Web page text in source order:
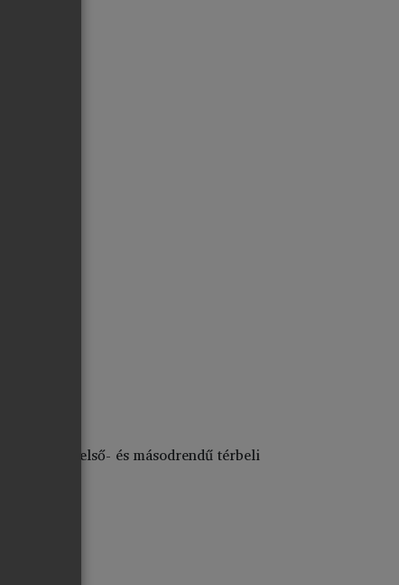
változó első- és másodrendű térbeli